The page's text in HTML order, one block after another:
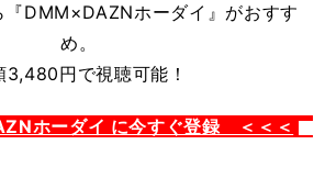
『DMM×DAZNホーダイ』がおすす
め。
3,480円で視聴可能！
ホーダイ に今すぐ登録 ＜＜＜